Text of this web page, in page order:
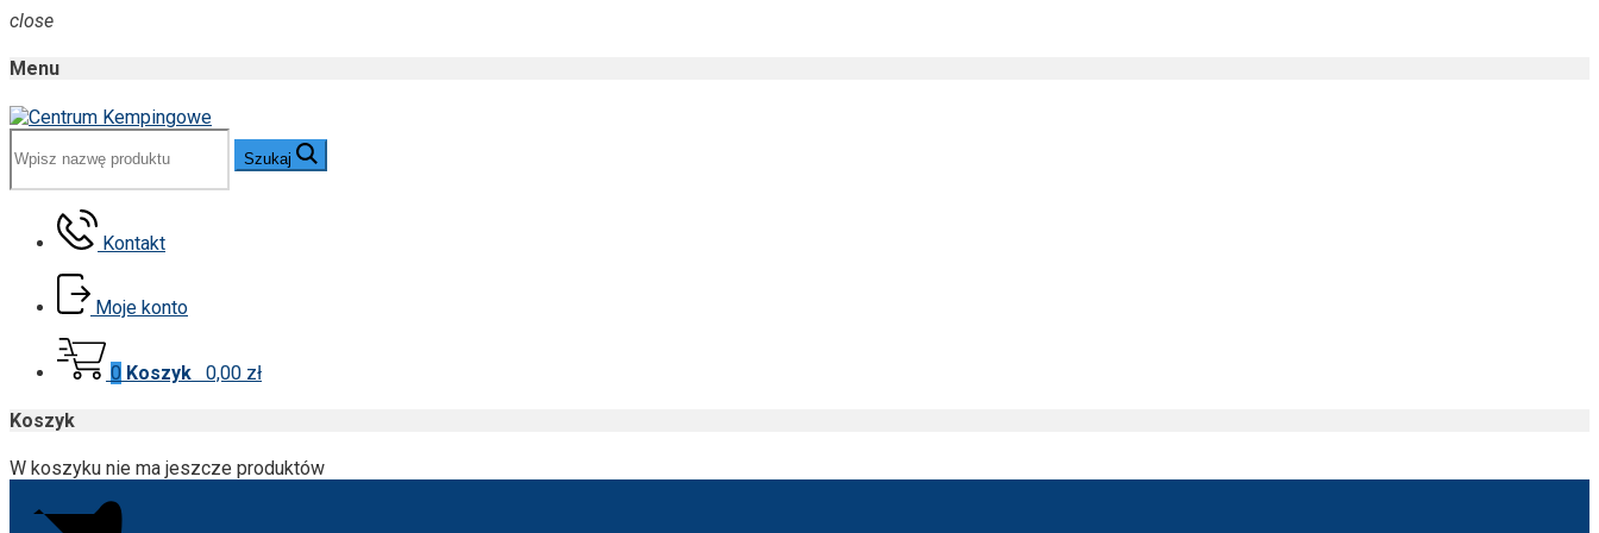
close
Menu
Szukaj
Kontakt
Moje konto
0 Koszyk 0,00 zł
Koszyk
W koszyku nie ma jeszcze produktów